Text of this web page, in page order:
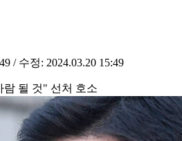
/ 수정: 2024.03.20 15:49
람 될 것" 선처 호소